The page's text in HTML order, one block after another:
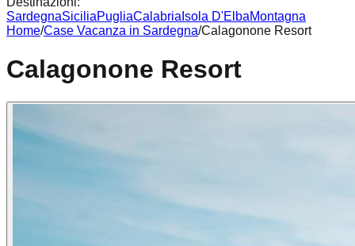
SardegnaSiciliaPugliaCalabria Isola D'ElbaMontagna
Home/Case Vacanza in Sardegna/Calagonone Resort
Calagonone Resort